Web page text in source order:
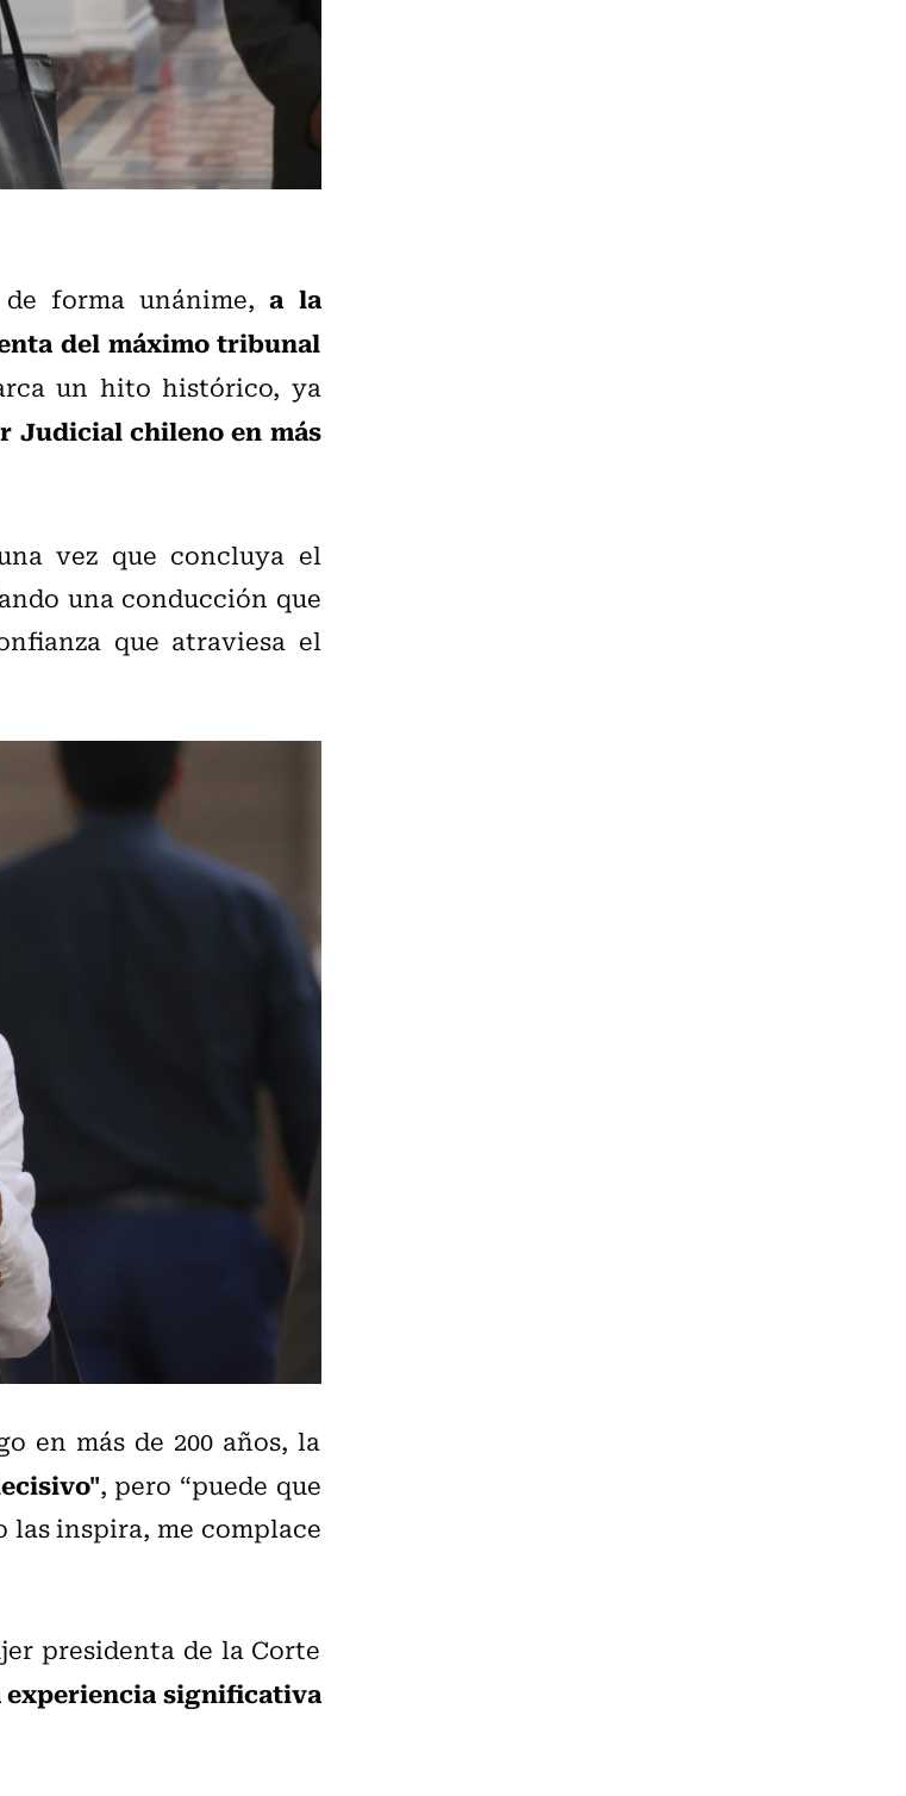
forma unánime,a la
del máximo tribunal
un hito histórico, ya
Judicial chileno en más
vez que concluya el
una conducción que
que atraviesa el
en más de 200 años, la
, pero “puede que
las inspira, me complace
presidenta de la Corte
experiencia significativa